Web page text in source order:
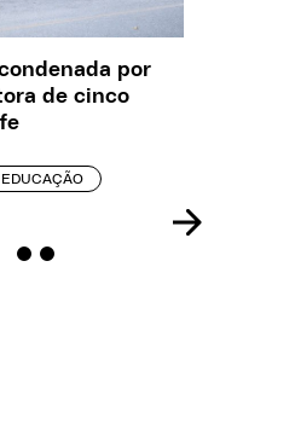
por
de cinco
EDUCAÇÃO